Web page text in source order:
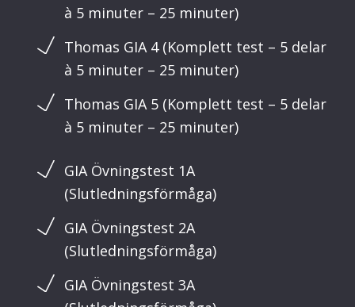
à 5 minuter – 25 minuter)
Thomas GIA 4 (Komplett test – 5 delar
à 5 minuter – 25 minuter)
Thomas GIA 5 (Komplett test – 5 delar
à 5 minuter – 25 minuter)
GIA Övningstest 1A
(Slutledningsförmåga)
GIA Övningstest 2A
(Slutledningsförmåga)
GIA Övningstest 3A